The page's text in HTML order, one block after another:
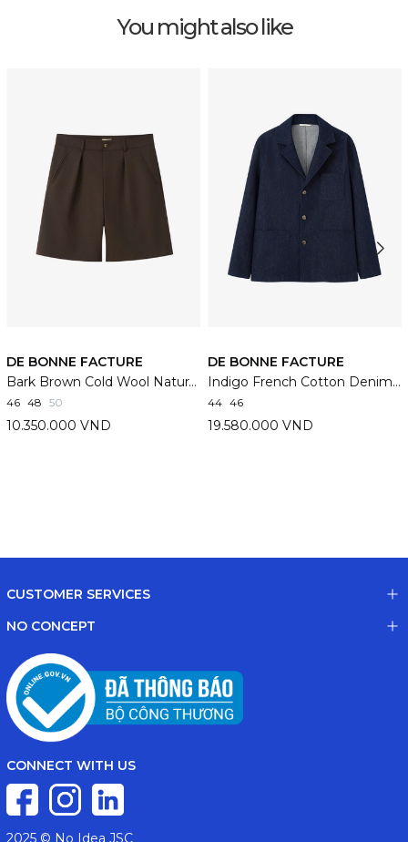
You might also like
DE BONNE FACTURE
Bark Brown Cold Wool Naturalist Shorts
46 48 50
10.350.000 VND
DE BONNE FACTURE
Indigo French Cotton Denim Traveler Jacket
44 46
19.580.000 VND
CUSTOMER SERVICES
NO CONCEPT
CONNECT WITH US
2025 © No Idea JSC